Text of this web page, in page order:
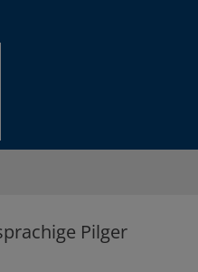
Pilger